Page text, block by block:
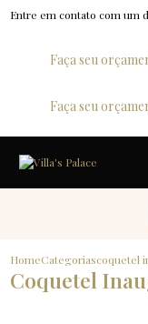
Entre em contato com um
Faça seu
Faça seu
HomeCategoriascoquetel
Coquetel